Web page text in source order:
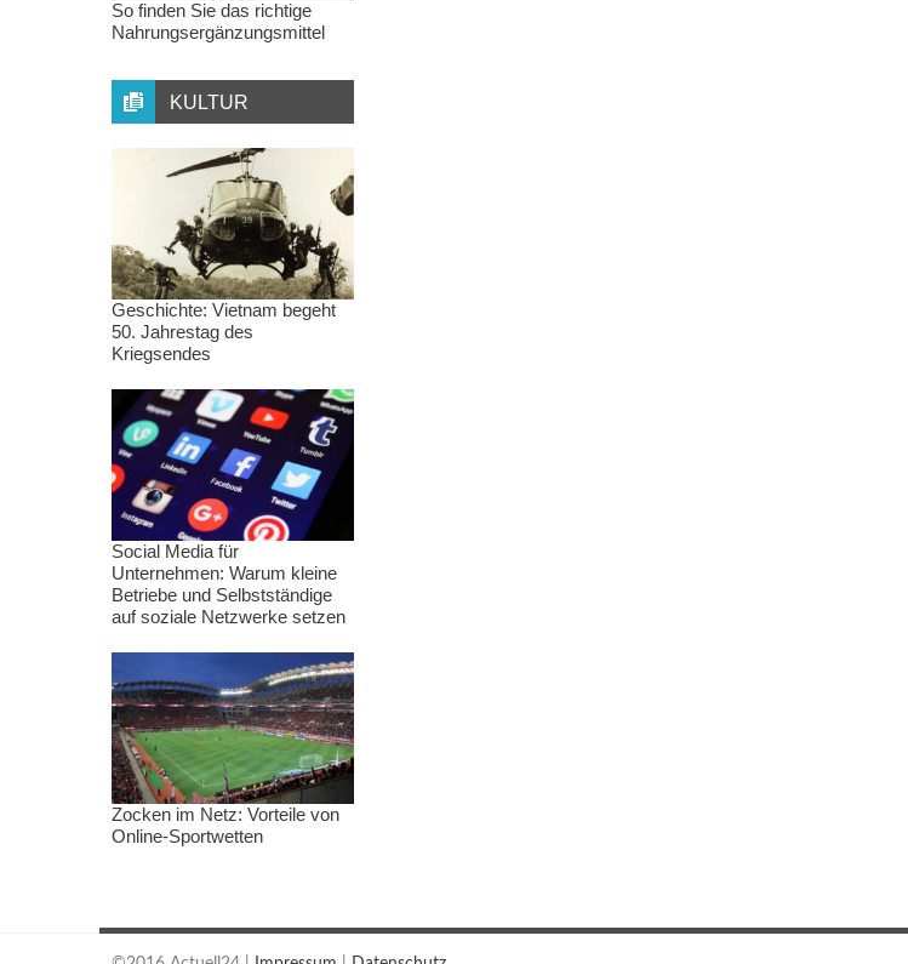
So finden Sie das richtige
Nahrungsergänzungsmittel
KULTUR
Geschichte: Vietnam begeht
50. Jahrestag des
Kriegsendes
Social Media für
Unternehmen: Warum kleine
Betriebe und Selbstständige
auf soziale Netzwerke setzen
Zocken im Netz: Vorteile von
Online-Sportwetten